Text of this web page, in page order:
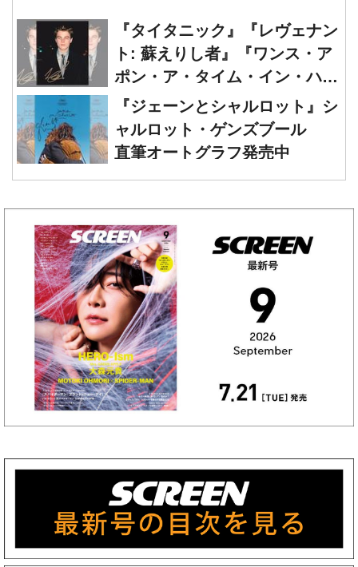
『タイタニック』『レヴェナン
ト: 蘇えりし者』『ワンス・ア
ポン・ア・タイム・イン・ハリ
ウッド』レオナルド・ディカプ
リオ 直筆オートグラフ発売中
『ジェーンとシャルロット』シ
ャルロット・ゲンズブール
直筆オートグラフ発売中